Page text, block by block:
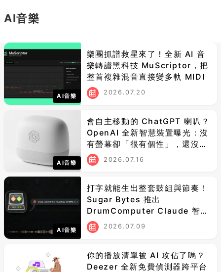
AI音樂
AI音樂
樂團抓譜救星來了！全新 AI 音
樂轉譜黑科技 MuScriptor，把
整首複雜混音直接變多軌 MIDI
2026.07.20
AI音樂
會自主移動的 ChatGPT 喇叭？
OpenAI 全新智慧裝置曝光：沒
有螢幕卻「很有個性」，還沒上
市就先吃蘋果官司
2026.07.16
AI音樂
打字就能生出整套鼓組與節奏！
Sugar Bytes 推出
DrumComputer Claude 智慧
擴充功能2026.07.09
你的播放清單被 AI 攻佔了嗎？
Deezer 全新免費偵測器跨平台